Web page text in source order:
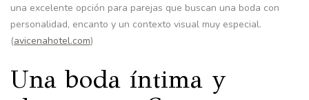
una excelente opción para parejas que buscan una boda con
personalidad, encanto y un contexto visual muy especial.
(avicenahotel.com)
Una boda íntima y